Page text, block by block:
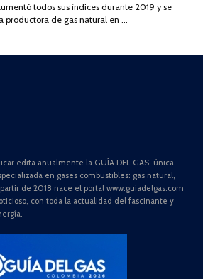
2025
todos sus índices durante 2019 y se
productora de gas natural en …
edita anualmente la GUÍA DEL GAS, única
en gases combustibles: gas natural,
de 2018 nace el portal www.guiadelgas.com
con toda la actualidad del fascinante y